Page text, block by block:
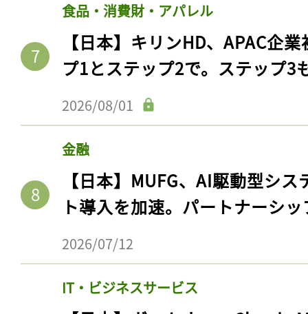
食品・消費財・アパレル
【日本】キリンHD、APAC企
プ1とステップ2で。ステップ3
2026/08/01
金融
【日本】MUFG、AI駆動型シ
ト導入を加速。パートナーシ
2026/07/12
IT・ビジネスサービス